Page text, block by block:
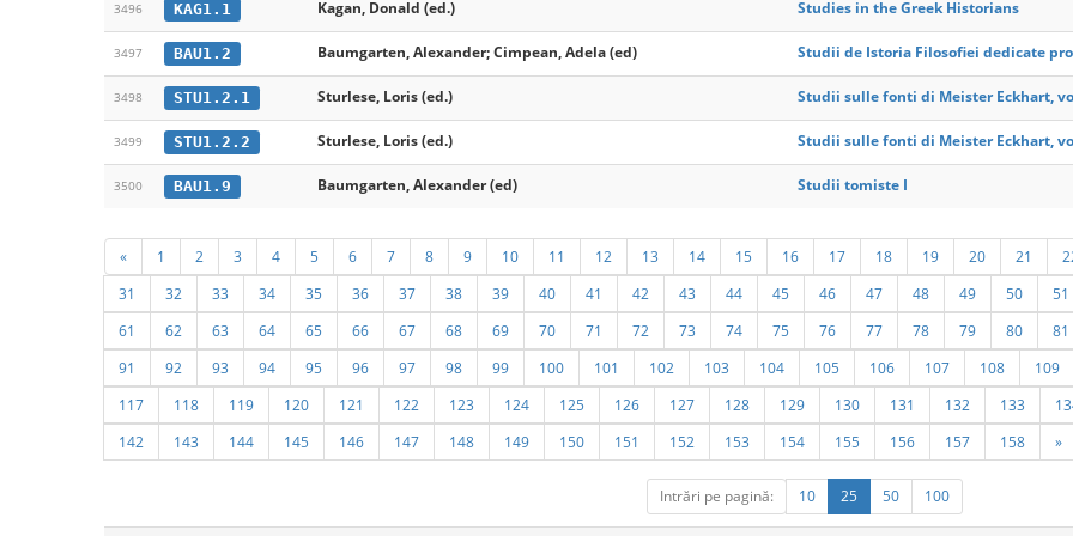
3496 KAG1.1 Kagan, Donald (ed.) Studies in the Greek Historians
3497 BAU1.2 Baumgarten, Alexander; Cimpean, Adela (ed) Studii de Istoria Filosofiei dedicate
3498 STU1.2.1 Sturlese, Loris (ed.) Studii sulle fonti di Meister Eckhart,
3499 STU1.2.2 Sturlese, Loris (ed.) Studii sulle fonti di Meister Eckhart,
3500 BAU1.9 Baumgarten, Alexander (ed) Studii tomiste I
« 1 2 3 4 5 6 7 8 9 10 11 12 13 14 15 16 17 18 19 20 21
31
32 33 34 35 36 37 38 39 40 41 42 43 44 45 46 47 48 49 50
51
61
62 63 64 65 66 67 68 69 70 71 72 73 74 75 76 77 78 79 80
81
91
92 93 94 95 96 97 98 99 100 101 102 103 104 105 106 107 108
109
117
118 119 120 121 122 123 124 125 126 127 128 129 130 131 132 133
142
143 144 145 146 147 148 149 150 151 152 153 154 155 156 157 158 »
Intrări pe pagină: 10 25 50 100